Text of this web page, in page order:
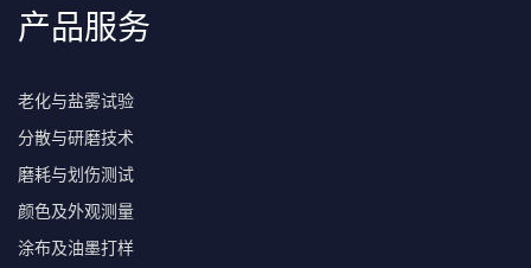
产品服务
老化与盐雾试验
分散与研磨技术
磨耗与划伤测试
颜色及外观测量
涂布及油墨打样